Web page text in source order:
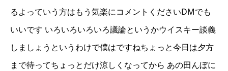
るよっていう方はもう気楽にコメントくださいDMでも
いいです いろいろいろいろ議論というかウイスキー談義
しましょうというわけで僕はですねちょっと今日は夕方
まで待ってちょっとだけ涼しくなってから あの田んぼに